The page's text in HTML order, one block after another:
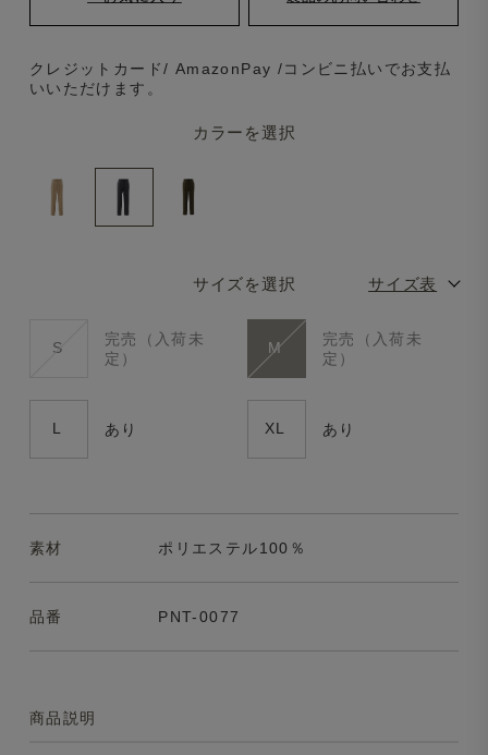
カラーを選択
サイズを選択 サイズ表
S
完売（入荷未
定）
M
完売（入荷未
定）
L あり XL あり
クレジットカード/ AmazonPay /コンビニ払いでお支払
いいただけます。
素材 ポリエステル100％
品番 PNT-0077
商品説明